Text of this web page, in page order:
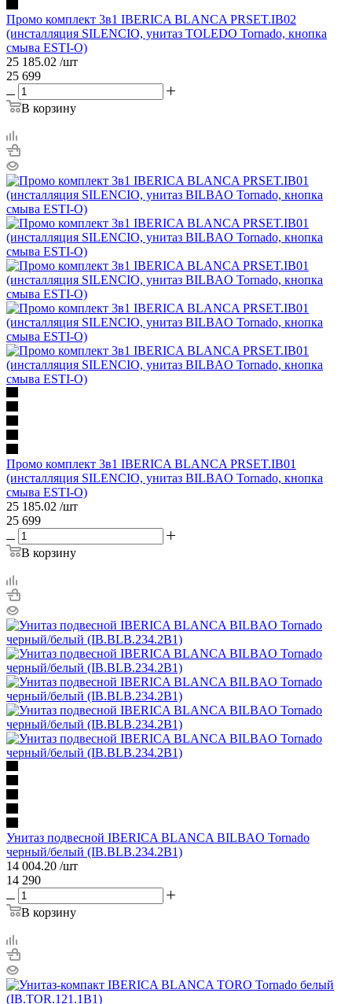
Промо комплект 3в1 IBERICA BLANCA PRSET.IB02
(инсталляция SILENCIO, унитаз TOLEDO Tornado, кнопка
смыва ESTI-O)
25 185.02 /шт
25 699
В корзину
Промо комплект 3в1 IBERICA BLANCA PRSET.IB01
(инсталляция SILENCIO, унитаз BILBAO Tornado, кнопка
смыва ESTI-O)
25 185.02 /шт
25 699
В корзину
Унитаз подвесной IBERICA BLANCA BILBAO Tornado
черный/белый (IB.BLB.234.2B1)
14 004.20 /шт
14 290
В корзину